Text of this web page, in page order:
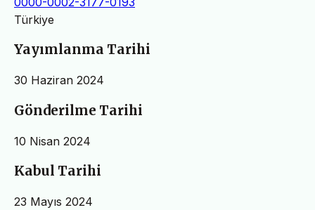
Türkiye
Yayımlanma Tarihi
30 Haziran 2024
Gönderilme Tarihi
10 Nisan 2024
Kabul Tarihi
23 Mayıs 2024